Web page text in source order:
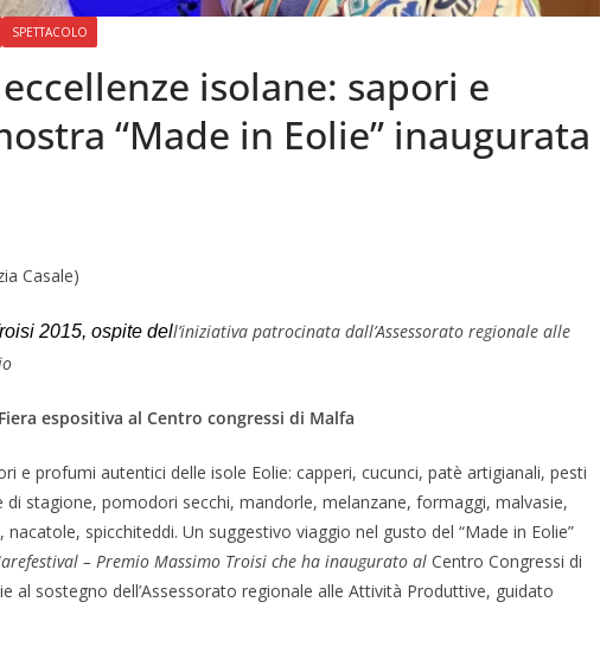
SPETTACOLO
isolane: sapori e
“Made in Eolie” inaugurata
Casale)
2015, ospite dell’iniziativa patrocinata dall’Assessorato regionale alle
espositiva al Centro congressi di Malfa
e profumi autentici delle isole Eolie: capperi, cucunci, patè artigianali, pesti
stagione, pomodori secchi, mandorle, melanzane, formaggi, malvasie,
spicchiteddi. Un suggestivo viaggio nel gusto del “Made in Eolie”
– Premio Massimo Troisi che ha inaugurato al Centro Congressi di
al sostegno dell’Assessorato regionale alle Attività Produttive, guidato